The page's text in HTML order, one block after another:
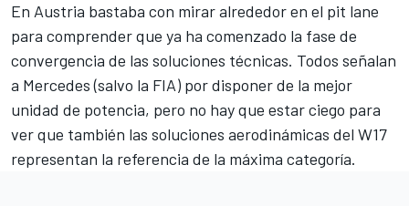
En Austria bastaba con mirar alrededor en el pit lane
para comprender que ya ha comenzado la fase de
convergencia de las soluciones técnicas. Todos señalan
a Mercedes(salvo la FIA) por disponer de la mejor
unidad de potencia, pero no hay que estar ciego para
ver que también las soluciones aerodinámicas del W17
representan la referencia de la máxima categoría.